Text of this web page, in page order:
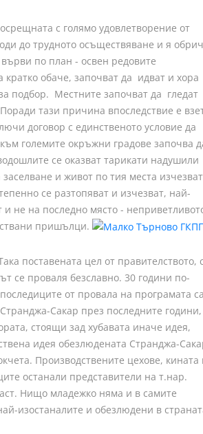
с голямо удовлетворение от
до трудното осъществяване и я
по план - освен редовите
обаче, започват да идват и хора
подбор. Местните започват да гледат
тази причина впоследствие е
договор с единственото условие да
големите окръжни градове започва
се оказват тарикати надушили
и живот по тия места изчезват
се разтопяват и изчезват, най-
не на последно място -
пришълци.
поставената цел от правителството,
се проваля безславно. 30 години по-
от провала на програмата
Сакар през последните
стоящи зад хубавата иначе идея,
идея обезлюдената Странджа-
Производствените цехове, кината
останали представители на т.нар.
Нищо младежко няма и в самите
изостаналите и обезлюдени в